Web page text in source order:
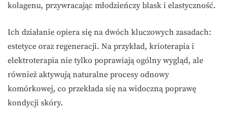
kolagenu, przywracając młodzieńczy blask i elastyczność.
Ich działanie opiera się na dwóch kluczowych zasadach:
estetyce oraz regeneracji. Na przykład, krioterapia i
elektroterapia nie tylko poprawiają ogólny wygląd, ale
również aktywują naturalne procesy odnowy
komórkowej, co przekłada się na widoczną poprawę
kondycji skóry.